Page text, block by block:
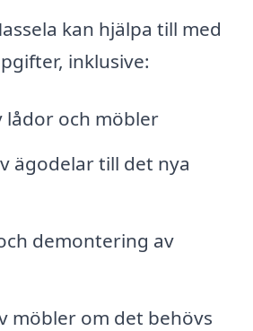
kan hjälpa till med
inklusive:
lådor och möbler
ägodelar till det nya
demontering av
möbler om det behövs